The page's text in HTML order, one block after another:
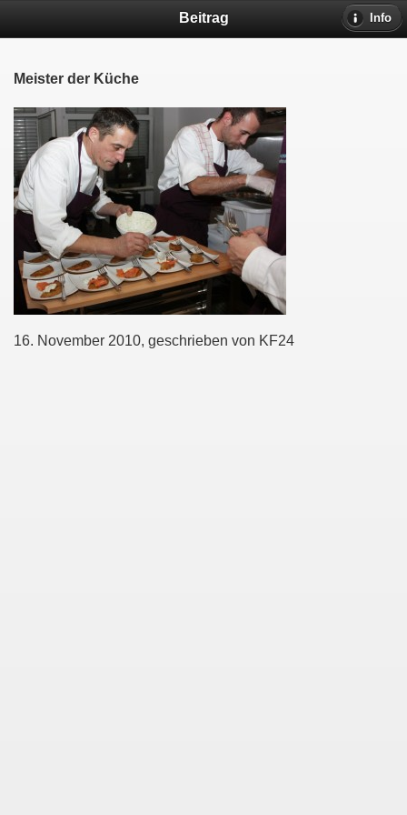
Beitrag Info
Meister der Küche
16. November 2010, geschrieben von KF24